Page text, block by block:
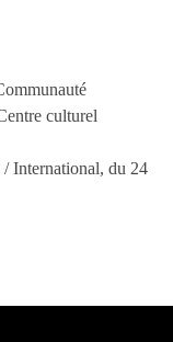
culturel
International, du 24